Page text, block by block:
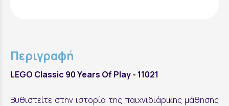
Περιγραφή
LEGO Classic 90 Years Of Play - 11021
Βυθιστείτε στην ιστορία της παιχνιδιάρικης μάθησης